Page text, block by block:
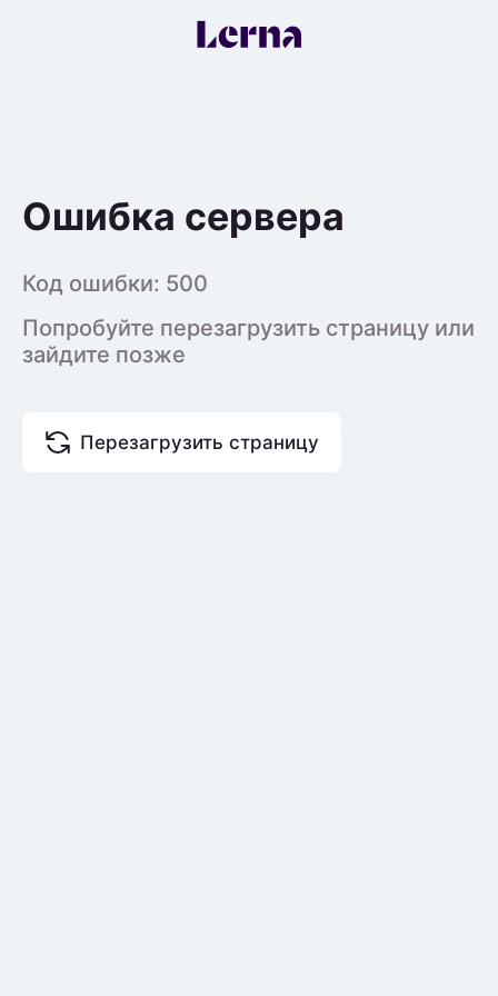
Ошибка сервера
Код ошибки: 500
Попробуйте перезагрузить страницу или
зайдите позже
Перезагрузить страницу